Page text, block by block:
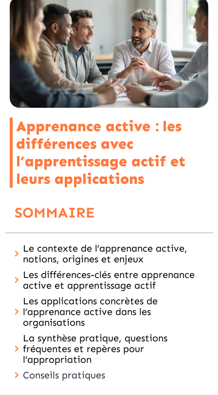
Apprenance active : les
différences avec
l’apprentissage actif et
leurs applications
SOMMAIRE
Le contexte de l’apprenance active,
notions, origines et enjeux
Les différences-clés entre apprenance
active et apprentissage actif
Les applications concrètes de
l’apprenance active dans les
organisations
La synthèse pratique, questions
fréquentes et repères pour
l’appropriation
Conseils pratiques